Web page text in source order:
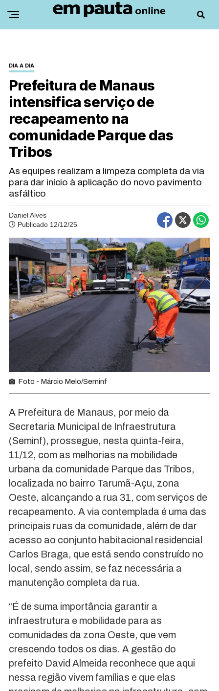
DIA A DIA
Prefeitura de Manaus
intensifica serviço de
recapeamento na
comunidade Parque das
Tribos
As equipes realizam a limpeza completa da via
para dar início à aplicação do novo pavimento
asfáltico
Daniel Alves
Publicado 12/12/25
Foto - Márcio Melo/Seminf
A Prefeitura de Manaus, por meio da
Secretaria Municipal de Infraestrutura
(Seminf), prossegue, nesta quinta-feira,
11/12, com as melhorias na mobilidade
urbana da comunidade Parque das Tribos,
localizada no bairro Tarumã-Açu, zona
Oeste, alcançando a rua 31, com serviços de
recapeamento. A via contemplada é uma das
principais ruas da comunidade, além de dar
acesso ao conjunto habitacional residencial
Carlos Braga, que está sendo construído no
local, sendo assim, se faz necessária a
manutenção completa da rua.
“É de suma importância garantir a
infraestrutura e mobilidade para as
comunidades da zona Oeste, que vem
crescendo todos os dias. A gestão do
prefeito David Almeida reconhece que aqui
nessa região vivem famílias e que elas